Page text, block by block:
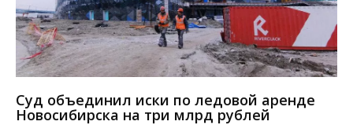
Суд объединил иски по ледовой аренде
Новосибирска на три млрд рублей